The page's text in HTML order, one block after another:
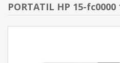
PORTATIL HP 15-fc0000